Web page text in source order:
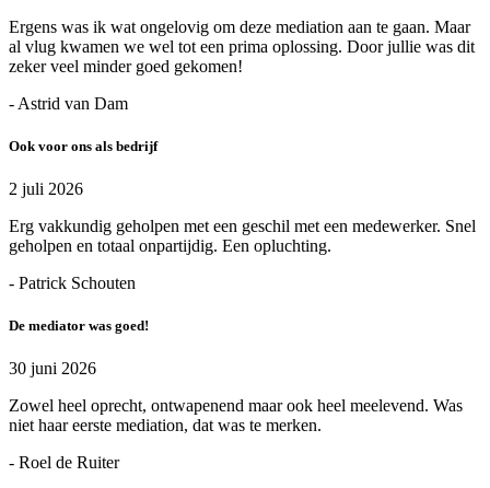
Ergens was ik wat ongelovig om deze mediation aan te gaan. Maar
al vlug kwamen we wel tot een prima oplossing. Door jullie was dit
zeker veel minder goed gekomen!
- Astrid van Dam
Ook voor ons als bedrijf
2 juli 2026
Erg vakkundig geholpen met een geschil met een medewerker. Snel
geholpen en totaal onpartijdig. Een opluchting.
- Patrick Schouten
De mediator was goed!
30 juni 2026
Zowel heel oprecht, ontwapenend maar ook heel meelevend. Was
niet haar eerste mediation, dat was te merken.
- Roel de Ruiter